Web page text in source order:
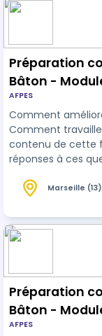
Préparation
Bâton -
AFPES
Comment
Comment
contenu de cette
réponses à ces
Grâce à cette
Marseille (13)
Préparation
Bâton -
AFPES